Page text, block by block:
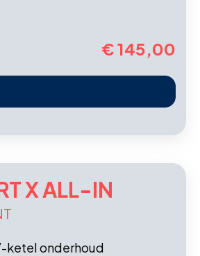
€ 145,00
X ALL-IN
ketel onderhoud